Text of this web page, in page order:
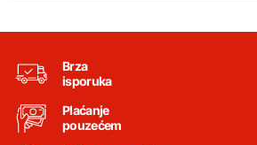
Brza
isporuka
Plaćanje
pouzećem